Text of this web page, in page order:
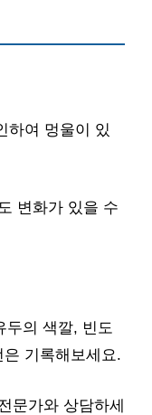
하여 멍울이 있
변화가 있을 수
두의 색깔, 빈도
기록해보세요.
문가와 상담하세